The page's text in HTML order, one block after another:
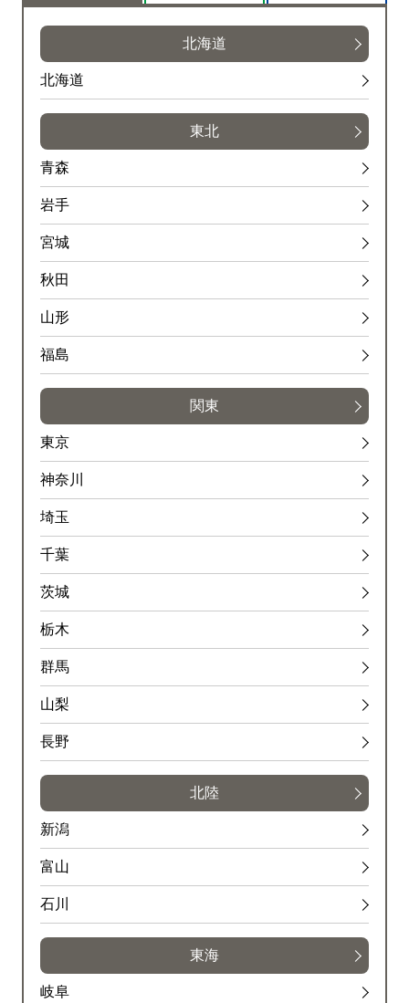
北海道
北海道
東北
青森
岩手
宮城
秋田
山形
福島
関東
東京
神奈川
埼玉
千葉
茨城
栃木
群馬
山梨
長野
北陸
新潟
富山
石川
東海
岐阜